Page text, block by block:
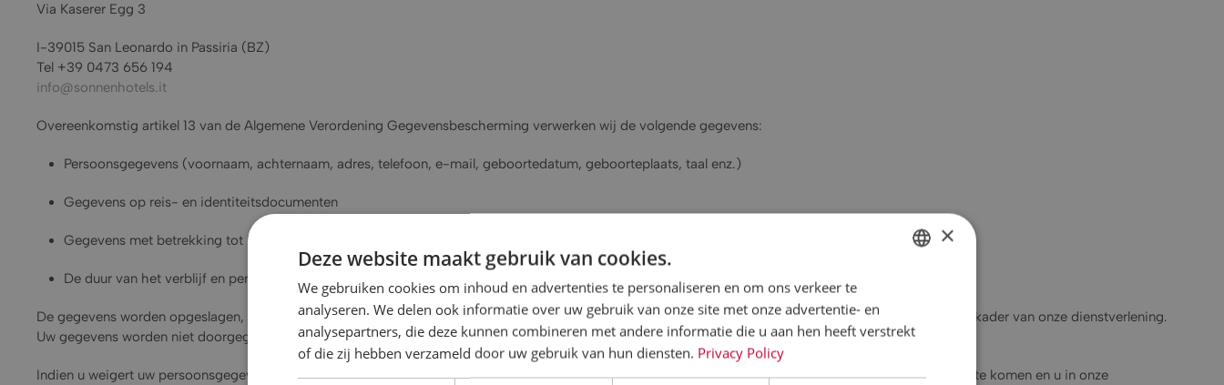
Via Kaserer Egg 3
I-39015 San Leonardo in Passiria (BZ)
Tel +39 0473 656 194
info@sonnenhotels.it
Overeenkomstig artikel 13 van de Algemene Verordening Gegevensbescherming verwerken wij de volgende gegevens:
Persoonsgegevens (voornaam, achternaam, adres, telefoon, e-mail, geboortedatum, geboorteplaats, taal enz.)
Gegevens op reis- en identiteitsdocumenten
Gegevens met betrekking tot betalingen, debetkaarten, creditcards en bankkaarten
De duur van het verblijf en persoonlijke voorkeuren met betrekking tot het aangevraagde verblijf
De gegevens worden opgeslagen, verwerkt en, indien wettelijk vereist, doorgegeven aan derden (zoals overheidsinstanties, toerismeverenigingen) in het kader van onze dienstverlening.
Uw gegevens worden niet doorgegeven aan derde landen.
Indien u weigert uw persoonsgegevens, reisdocumentgegevens en bankgegevens te verstrekken, zijn wij niet in staat onze contractuele verplichtingen na te komen en u in onze
DUTCH
×
Deze website maakt gebruik van cookies.
We gebruiken cookies om inhoud en advertenties te personaliseren en om ons verkeer te
analyseren. We delen ook informatie over uw gebruik van onze site met onze advertentie- en
analysepartners, die deze kunnen combineren met andere informatie die u aan hen heeft verstrekt
of die zij hebben verzameld door uw gebruik van hun diensten. Privacy Policy